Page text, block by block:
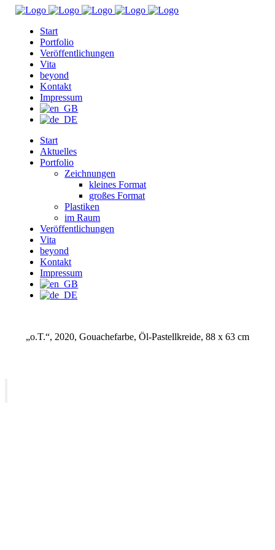
Start
Portfolio
Veröffentlichungen
Vita
beyond
Kontakt
Impressum
Start
Aktuelles
Portfolio
Zeichnungen
kleines Format
großes Format
Plastiken
im Raum
Veröffentlichungen
Vita
beyond
Kontakt
Impressum
„o.T.“, 2020, Gouachefarbe, Öl-Pastellkreide, 88 x 63 cm